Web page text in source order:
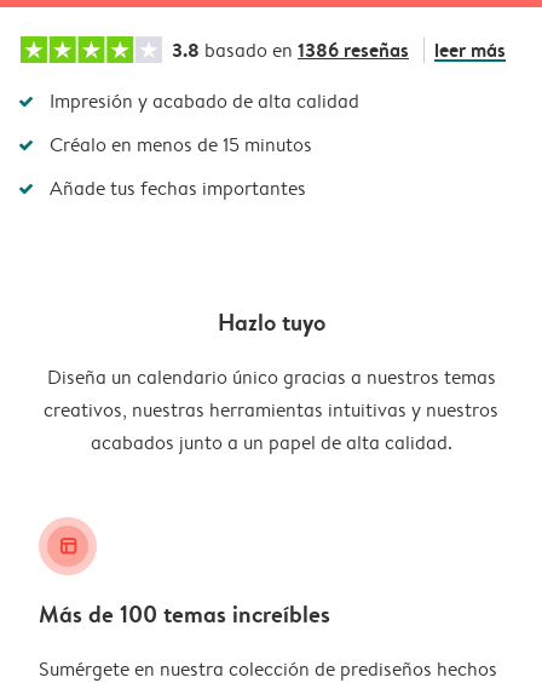
3.8 basado en 1386 reseñas leer más
Impresión y acabado de alta calidad
Créalo en menos de 15 minutos
Añade tus fechas importantes
Hazlo tuyo
Diseña un calendario único gracias a nuestros temas
creativos, nuestras herramientas intuitivas y nuestros
acabados junto a un papel de alta calidad.
layout_alt
Más de 100 temas increíbles
Sumérgete en nuestra colección de prediseños hechos